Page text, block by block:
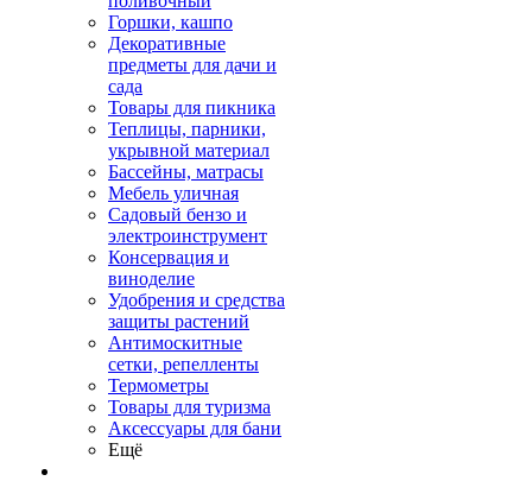
Горшки, кашпо
Декоративные
предметы для дачи и
сада
Товары для пикника
Теплицы, парники,
укрывной материал
Бассейны, матрасы
Мебель уличная
Садовый бензо и
электроинструмент
Консервация и
виноделие
Удобрения и средства
защиты растений
Антимоскитные
сетки, репелленты
Термометры
Товары для туризма
Аксессуары для бани
Ещё